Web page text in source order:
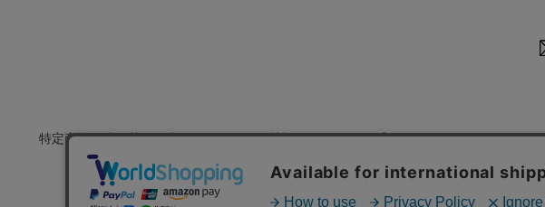
特定商取引法に基づく表示 会社概要 プライバシーポリシーについ